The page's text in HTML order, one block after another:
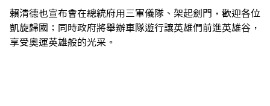
賴清德也宣布會在總統府用三軍儀隊、架起劍門，歡迎各位
凱旋歸國；同時政府將舉辦車隊遊行讓英雄們前進英雄谷，
享受奧運英雄般的光采。